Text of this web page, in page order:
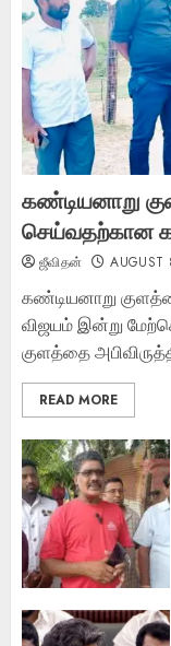
கண்டியனாறு
செய்வதற்கான
ஜீவிதன்
கண்டியனாறு
விஜயம் இன்று
குளத்தை
READ MORE